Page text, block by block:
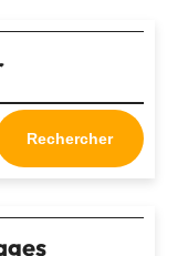
Rechercher